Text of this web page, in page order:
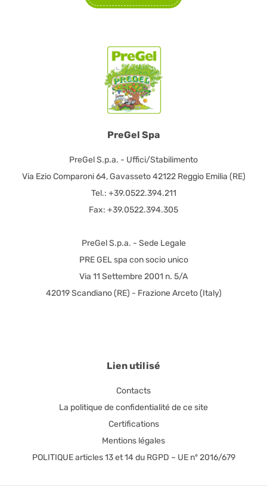
PreGel Spa
PreGel S.p.a. - Uffici/Stabilimento
Via Ezio Comparoni 64, Gavasseto 42122 Reggio Emilia (RE)
Tel.: +39.0522.394.211
Fax: +39.0522.394.305
PreGel S.p.a. - Sede Legale
PRE GEL spa con socio unico
Via 11 Settembre 2001 n. 5/A
42019 Scandiano (RE) - Frazione Arceto (Italy)
Lien utilisé
Contacts
La politique de confidentialité de ce site
Certifications
Mentions légales
POLITIQUE articles 13 et 14 du RGPD – UE nº 2016/679